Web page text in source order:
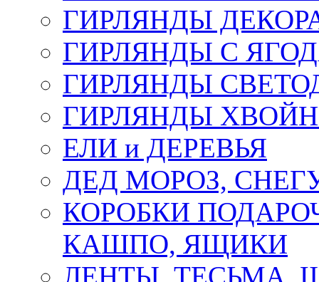
ГИРЛЯНДЫ
ГИРЛЯНДЫ С
ГИРЛЯНДЫ
ГИРЛЯНДЫ
ЕЛИ и ДЕРЕВЬЯ
ДЕД МОРОЗ,
КОРОБКИ
КАШПО, ЯЩИКИ